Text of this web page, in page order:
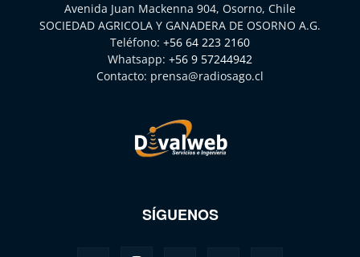
Avenida Juan Mackenna 904, Osorno, Chile
SOCIEDAD AGRICOLA Y GANADERA DE OSORNO A.G.
Teléfono: +56 64 223 2160
Whatsapp: +56 9 57244942
Contacto: prensa@radiosago.cl
SÍGUENOS